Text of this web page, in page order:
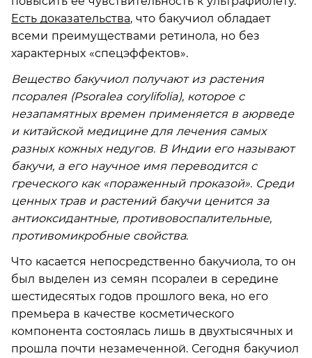
Есть доказательства, что бакучиол обладает
всеми преимуществами ретинола, но без
характерных «спецэффектов».
Вещество бакучиол получают из растения
псоралея (Psoralea corylifolia), которое с
незапамятных времен применяется в аюрведе
и китайской медицине для лечения самых
разных кожных недугов. В Индии его называют
бакучи, а его научное имя переводится с
греческого как «пораженный проказой». Среди
ценных трав и растений бакучи ценится за
антиоксидантные, противовоспалительные,
противомикробные свойства.
Что касается непосредственно бакучиола, то он
был выделен из семян псоралеи в середине
шестидесятых годов прошлого века, но его
премьера в качестве косметического
компонента состоялась лишь в двухтысячных и
прошла почти незамеченной. Сегодня бакучиол